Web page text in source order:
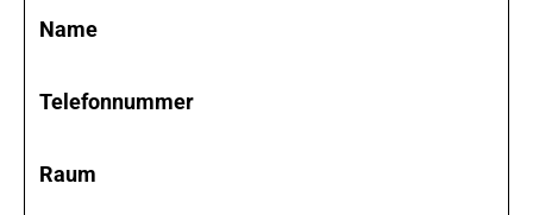
Name
Telefonnummer
Raum